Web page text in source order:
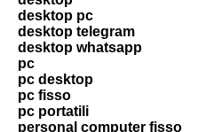
desktop pc
desktop telegram
desktop whatsapp
pc
pc desktop
pc fisso
pc portatili
personal computer fisso